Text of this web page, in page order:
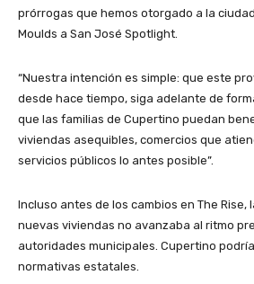
prórrogas que hemos otorgado a la
Moulds a San José Spotlight.
“Nuestra intención es simple: que este
desde hace tiempo, siga adelante de
que las familias de Cupertino puedan
viviendas asequibles, comercios que
servicios públicos lo antes posible”.
Incluso antes de los cambios en The Rise,
nuevas viviendas no avanzaba al ritmo
autoridades municipales. Cupertino
normativas estatales.